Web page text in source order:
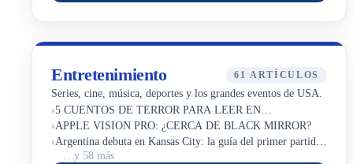
Entretenimiento 61 ARTÍCULOS
Series, cine, música, deportes y los grandes eventos de USA.
›5 CUENTOS DE TERROR PARA LEER EN
HALLOWEEN
›APPLE VISION PRO: ¿CERCA DE BLACK MIRROR?
›Argentina debuta en Kansas City: la guía del primer partido
del Mundial
…y 58 más